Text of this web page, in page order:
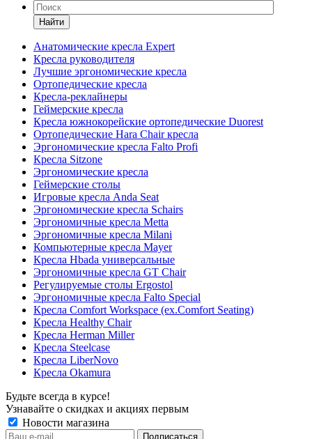
Найти
Анатомические кресла Expert
Кресла руководителя
Лучшие эргономические кресла
Ортопедические кресла
Кресла-реклайнеры
Геймерские кресла
Кресла южнокорейские ортопедические Duorest
Ортопедические Hara Chair кресла
Эргономические кресла Falto Profi
Кресла Sitzone
Эргономические кресла
Геймерские столы
Игровые кресла Anda Seat
Эргономические кресла Schairs
Эргономичные кресла Metta
Эргономичные кресла Milani
Компьютерные кресла Mayer
Кресла Hbada универсальные
Эргономичные кресла GT Chair
Регулируемые столы Ergostol
Эргономичные кресла Falto Special
Кресла Comfort Workspace (ex.Comfort Seating)
Кресла Healthy Chair
Кресла Herman Miller
Кресла Steelcase
Кресла LiberNovo
Кресла Okamura
Будьте всегда в курсе!
Узнавайте о скидках и акциях первым
Новости магазина